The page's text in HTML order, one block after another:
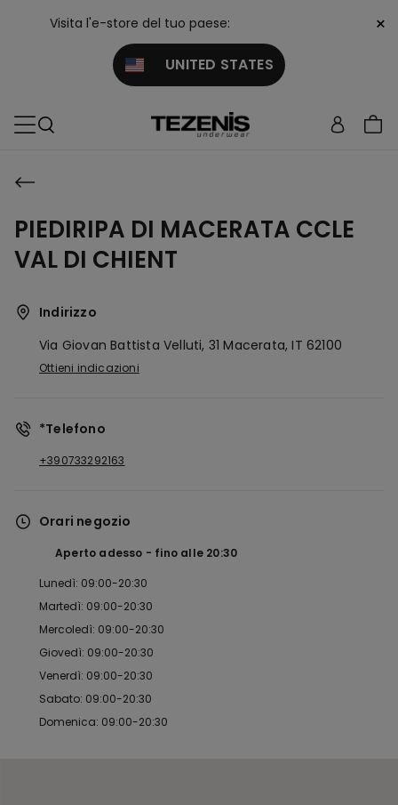
Visita l'e-store del tuo paese:
UNITED STATES
×
PIEDIRIPA DI MACERATA CCLE
VAL DI CHIENT
Indirizzo
Via Giovan Battista Velluti, 31Macerata, IT62100
Ottieni indicazioni
*Telefono
+390733292163
Orari negozio
Aperto adesso fino alle 20:30
Lunedì: 09:00-20:30
Martedì: 09:00-20:30
Mercoledì: 09:00-20:30
Giovedì: 09:00-20:30
Venerdì: 09:00-20:30
Sabato: 09:00-20:30
Domenica: 09:00-20:30